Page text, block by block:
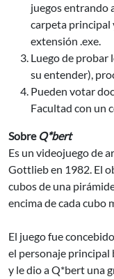
juegos entrando
carpeta principal
extensión .exe.
Luego de probar
su entender),
Pueden votar
Facultad con un
Sobre Q*bert
Es un videojuego de
Gottlieb en 1982. El
cubos de una
encima de cada cubo
El juego fue
el personaje principal
y le dio a Q*bert una